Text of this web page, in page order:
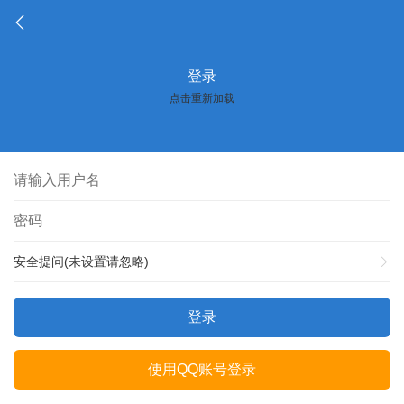
登录
点击重新加载
安全提问(未设置请忽略)
登录
使用QQ账号登录